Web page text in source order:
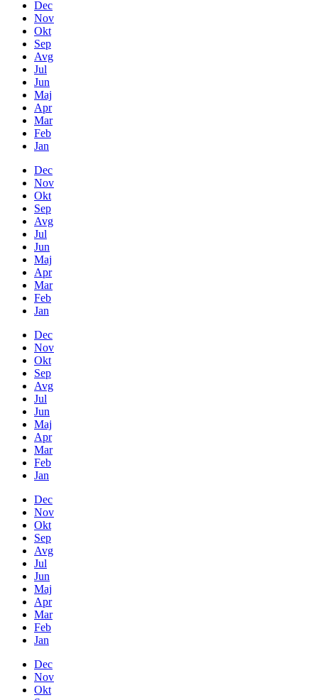
Dec
Nov
Okt
Sep
Avg
Jul
Jun
Maj
Apr
Mar
Feb
Jan
Dec
Nov
Okt
Sep
Avg
Jul
Jun
Maj
Apr
Mar
Feb
Jan
Dec
Nov
Okt
Sep
Avg
Jul
Jun
Maj
Apr
Mar
Feb
Jan
Dec
Nov
Okt
Sep
Avg
Jul
Jun
Maj
Apr
Mar
Feb
Jan
Dec
Nov
Okt